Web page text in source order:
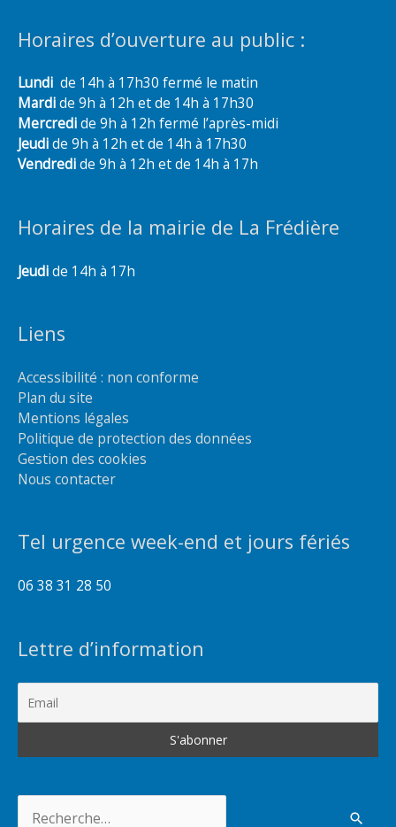
Horaires d’ouverture au public :
Lundi de 14h à 17h30 fermé le matin
Mardide 9h à 12h et de 14h à 17h30
Mercredide 9h à 12h fermé l’après-midi
Jeudide 9h à 12h et de 14h à 17h30
Vendredide 9h à 12h et de 14h à 17h
Horaires de la mairie de La Frédière
Jeudide 14h à 17h
Liens
Accessibilité : non conforme
Plan du site
Mentions légales
Politique de protection des données
Gestion des cookies
Nous contacter
Tel urgence week-end et jours fériés
06 38 31 28 50
Lettre d’information